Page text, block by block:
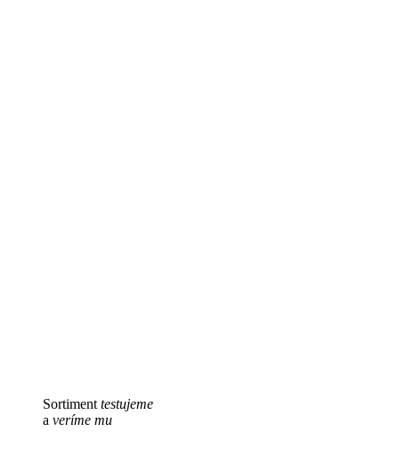
Sortiment testujeme
a veríme mu